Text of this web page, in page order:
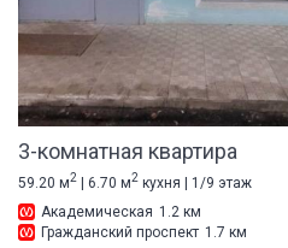
3-комнатная квартира
59.20 м2 | 6.70 м2 кухня | 1/9 этаж
Академическая 1.2 км
Гражданский проспект 1.7 км